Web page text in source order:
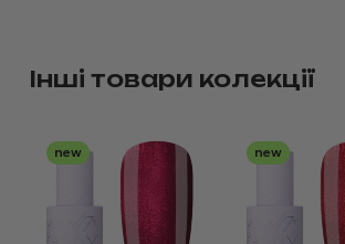
Інші товари колекції
new new